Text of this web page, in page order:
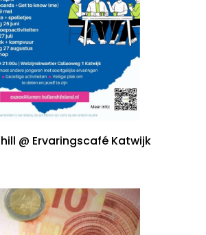
@ Ervaringscafé Katwijk